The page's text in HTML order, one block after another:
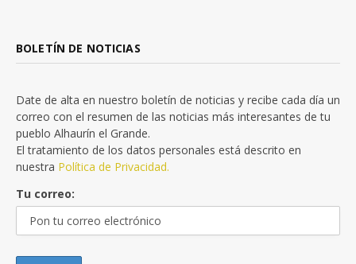
BOLETÍN DE NOTICIAS
Date de alta en nuestro boletín de noticias y recibe cada día un
correo con el resumen de las noticias más interesantes de tu
pueblo Alhaurín el Grande.
El tratamiento de los datos personales está descrito en
nuestra Política de Privacidad.
Tu correo: